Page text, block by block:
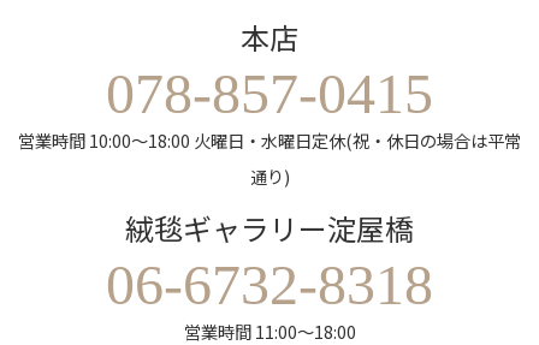
本店
078-857-0415
営業時間 10:00～18:00 火曜日・水曜日定休(祝・休日の場合は平常
通り)
絨毯ギャラリー淀屋橋
06-6732-8318
営業時間 11:00～18:00